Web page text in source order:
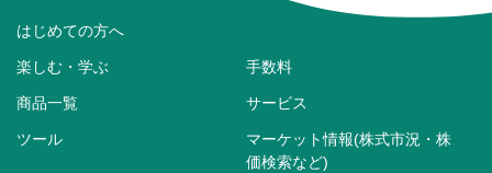
はじめての方へ
楽しむ・学ぶ 手数料
商品一覧 サービス
ツール
マーケット情報(株式市況・株
価検索など)